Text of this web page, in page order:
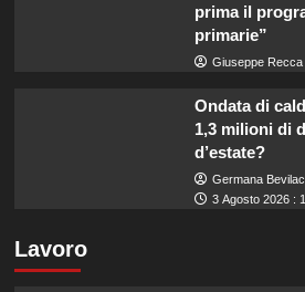
prima il
primarie”
Giuseppe Recca
Ondata di
1,3 milioni di
d’estate?
Germana
3 Agosto 2026 :
Lavoro